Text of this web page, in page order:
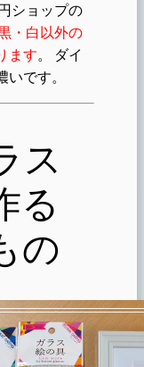
ショップの
・白以外の
ます。 ダイ
です。
ス
る
の